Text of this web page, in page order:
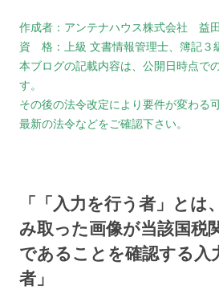
作成者：アンテナハウス株式会社 益
資 格：上級 文書情報管理士、簿記３
本ブログの記載内容は、公開日時点で
す。
その後の法令改定により要件が変わる
最新の法令などをご確認下さい。
「「入力を行う者」と
み取った画像が当該国税
であることを確認する入
者」